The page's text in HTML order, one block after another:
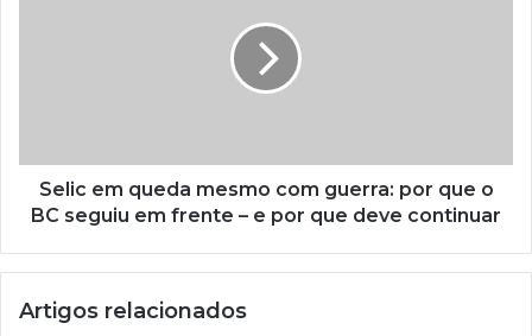
Selic em queda mesmo com guerra: por que o
BC seguiu em frente – e por que deve continuar
Artigos relacionados